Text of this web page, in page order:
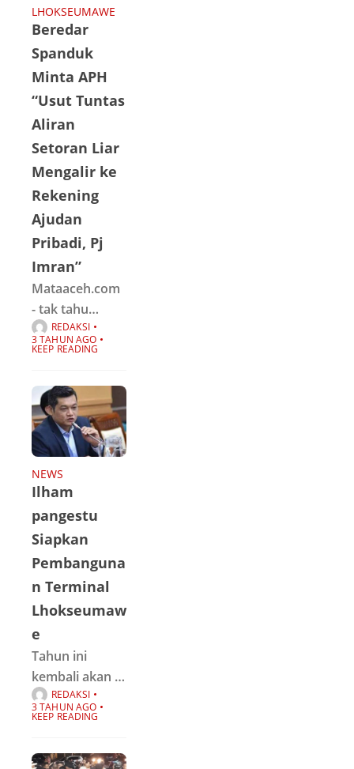
suara terkait
dugaan adanya
pungutan liar
yang dilakukan
ajudan pribadi
Lhokseumawe.
Sebelumnya,
media online
LHOKSEUMAWE
Beredar
Spanduk
Minta APH
“Usut Tuntas
Aliran
Setoran Liar
Mengalir ke
Rekening
Ajudan
Pribadi, Pj
Imran”
Mataaceh.com
- tak tahu
berasal dari
mana selebar
terbentang di
beberapa
lokasi sudut
Kota
Lhokseumawe,
seperti di
Lokasi Simpang
Jam dan Taman
Riyadhah,
sepanduk yang
berisi tulisan
[usut tuntas
REDAKSI
3 TAHUN AGO
KEEP READING
NEWS
Ilham
pangestu
Siapkan
Pembanguna
n Terminal
Lhokseumaw
e
Tahun ini
kembali akan di
lanjutkan
pembangunan
di
REDAKSI
3 TAHUN AGO
KEEP READING